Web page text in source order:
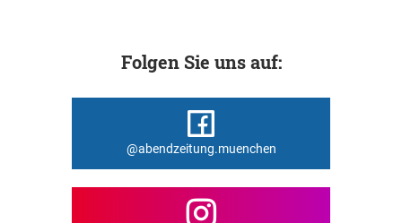
Folgen Sie uns auf:
@abendzeitung.muenchen